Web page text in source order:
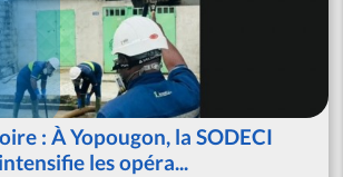
: À Yopougon, la SODECI
intensifie les opéra...